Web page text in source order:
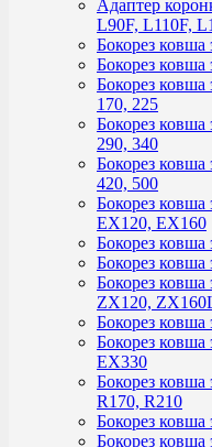
Адаптер
L90F, L110F,
Бокорез ковша
Бокорез ковша
Бокорез ковша
170, 225
Бокорез ковша
290, 340
Бокорез ковша
420, 500
Бокорез ковша
EX120, EX160
Бокорез ковша
Бокорез ковша
Бокорез ковша
ZX120,
Бокорез ковша
Бокорез ковша
EX330
Бокорез ковша
R170, R210
Бокорез ковша
Бокорез ковша